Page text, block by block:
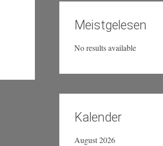
Meistgelesen
No results available
Kalender
August 2026